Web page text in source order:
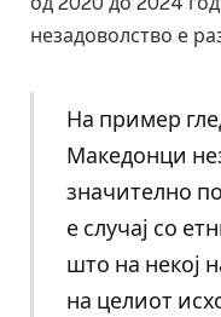
незадоволство е
На пример
Македонци
значително
е случај со
што на некој
на целиот